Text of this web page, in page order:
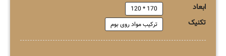
ابعاد 170 * 120
تکنیک ترکیب مواد روی بوم